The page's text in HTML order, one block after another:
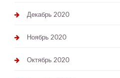
Декабрь 2020
Ноябрь 2020
Октябрь 2020